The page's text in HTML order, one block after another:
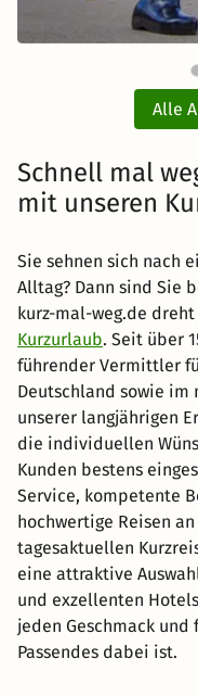
inkl.
Alle
Schnell mal
mit unseren
Sie sehnen sich nach
Alltag? Dann sind Sie
kurz-mal-weg.de
Kurzurlaub. Seit über
führender Vermittler
Deutschland sowie im
unserer langjährigen
die individuellen
Kunden bestens
Service, kompetente
hochwertige Reisen
tagesaktuellen
eine attraktive
und exzellenten
jeden Geschmack und
Passendes dabei ist.